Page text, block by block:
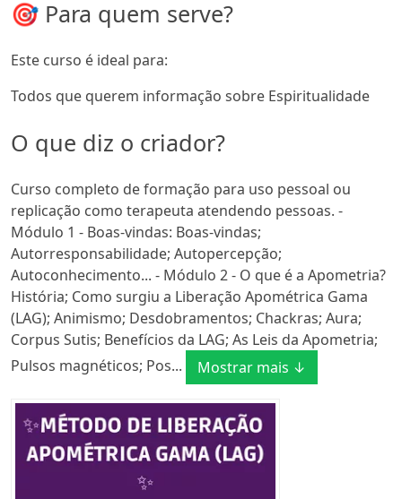
🎯 Para quem serve?
Este curso é ideal para:
Todos que querem informação sobre Espiritualidade
O que diz o criador?
Curso completo de formação para uso pessoal ou
replicação como terapeuta atendendo pessoas. -
Módulo 1 - Boas-vindas: Boas-vindas;
Autorresponsabilidade; Autopercepção;
Autoconhecimento... - Módulo 2 - O que é a Apometria?
História; Como surgiu a Liberação Apométrica Gama
(LAG); Animismo; Desdobramentos; Chackras; Aura;
Corpus Sutis; Benefícios da LAG; As Leis da Apometria;
Pulsos magnéticos; Pos...
Mostrar mais ↓